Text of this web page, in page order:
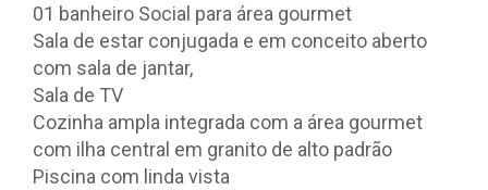
01 banheiro Social para área gourmet
Sala de estar conjugada e em conceito aberto
com sala de jantar,
Sala de TV
Cozinha ampla integrada com a área gourmet
com ilha central em granito de alto padrão
Piscina com linda vista